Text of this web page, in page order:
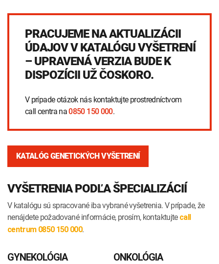
Výsledky vyšetrení Kortizol Odberová príručka
INTOLERANCIA POTRAVÍN Lymská borelióza
PRACUJEME NA AKTUALIZÁCII
ÚDAJOV V KATALÓGU VYŠETRENÍ
– UPRAVENÁ VERZIA BUDE K
DISPOZÍCII UŽ ČOSKORO.
V prípade otázok nás kontaktujte prostredníctvom
call centra na0850 150 000.
KATALÓG GENETICKÝCH VYŠETRENÍ
VYŠETRENIA PODĽA ŠPECIALIZÁCIÍ
V katalógu sú spracované iba vybrané vyšetrenia. V prípade, že
nenájdete požadované informácie, prosím, kontaktujte call
centrum 0850 150 000.
GYNEKOLÓGIA ONKOLÓGIA